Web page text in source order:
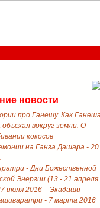
новости
про Ганешу. Как
объехал вокруг земли. О
кокосов
на Ганга Дашара -
- Дни Божественной
Энергии (13 - 21 апреля
июля 2016 – Экадаши
- 7 марта 2016